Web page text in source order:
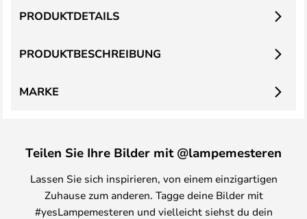
PRODUKTBESCHREIBUNG
PRODUKTDETAILS
MARKE
Teilen Sie Ihre Bilder mit @lampemesteren
Lassen Sie sich inspirieren, von einem einzigartigen
Zuhause zum anderen. Tagge deine Bilder mit
#yesLampemesteren und vielleicht siehst du dein